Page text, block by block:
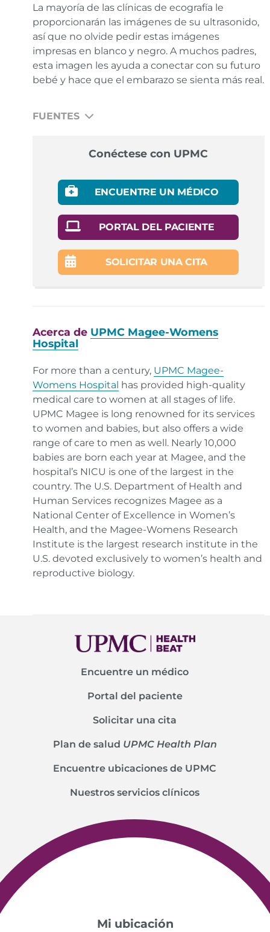
La mayoría de las clínicas de ecografía le
proporcionarán las imágenes de su ultrasonido,
así que no olvide pedir estas imágenes
impresas en blanco y negro. A muchos padres,
esta imagen les ayuda a conectar con su futuro
bebé y hace que el embarazo se sienta más real.
FUENTES
American College of Obstetricians and
Gynecologists. Ultrasound exams.Enlace
American College of Obstetricians and
Gynecologists. Prenatal genetic screening tests.
Colleen de Bellefonds. Ultrasound during
pregnancy. What To Expect.Enlace
Anna Nowogrodski. When and why to get
Tricia O'Brien. Pregnancy ultrasounds week by
week. Parents.
Conéctese con UPMC
ENCUENTRE UN MÉDICO
PORTAL DEL PACIENTE
SOLICITAR UNA CITA
Acerca de UPMC Magee-Womens
Hospital
For more than a century, UPMC Magee-
Womens Hospital has provided high-quality
medical care to women at all stages of life.
UPMC Magee is long renowned for its services
to women and babies, but also offers a wide
range of care to men as well. Nearly 10,000
babies are born each year at Magee, and the
hospital’s NICU is one of the largest in the
country. The U.S. Department of Health and
Human Services recognizes Magee as a
National Center of Excellence in Women’s
Health, and the Magee-Womens Research
Institute is the largest research institute in the
U.S. devoted exclusively to women’s health and
reproductive biology.
Encuentre un médico
Portal del paciente
Solicitar una cita
Plan de salud UPMC Health Plan
Encuentre ubicaciones de UPMC
Nuestros servicios clínicos
Mi ubicación